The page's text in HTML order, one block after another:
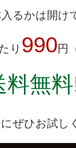
るかは開け
り 990 円
料無
ぜひお試し